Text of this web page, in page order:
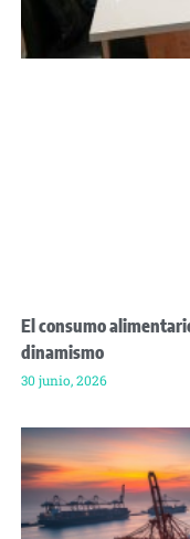
El consumo
dinamismo
30 junio, 2026